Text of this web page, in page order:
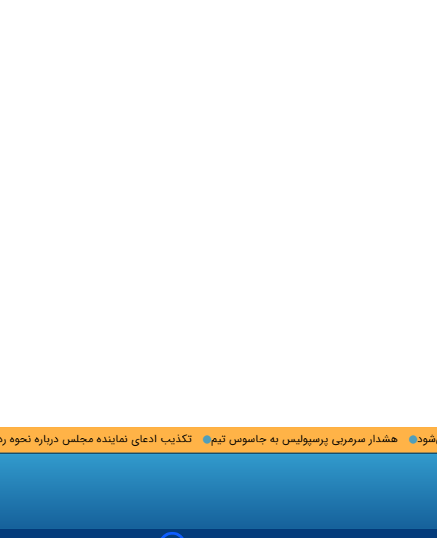
تکذیب ادعای نماینده مجلس درباره نحوه هشدار سرمربی پرسپولیس به جاسوس تیم